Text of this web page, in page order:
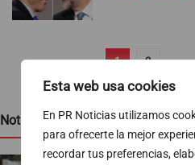
Esta web usa cookies
En PR Noticias utilizamos
para ofrecerte la mejor
recordar tus preferencias,
1 2 …
Noticias recientes